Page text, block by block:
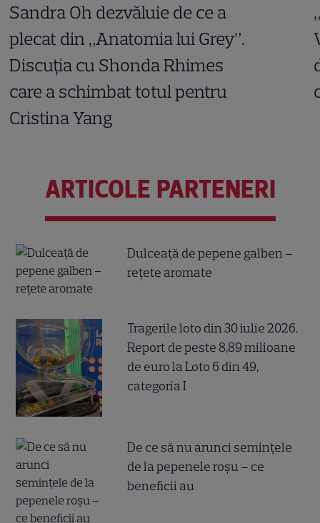
Sandra Oh dezvăluie de ce a
plecat din „Anatomia lui Grey”.
Discuția cu Shonda Rhimes
care a schimbat totul pentru
Cristina Yang
ARTICOLE PARTENERI
Dulceață de pepene galben –
rețete aromate
Tragerile loto din 30 iulie 2026.
Report de peste 8,89 milioane
de euro la Loto 6 din 49,
categoria I
De ce să nu arunci semințele
de la pepenele roșu – ce
beneficii au